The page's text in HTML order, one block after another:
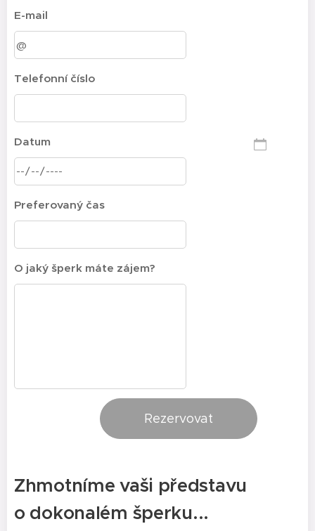
E-mail
Telefonní číslo
Datum
Preferovaný čas
O jaký šperk máte zájem?
Rezervovat
Zhmotníme vaši představu
o dokonalém šperku...